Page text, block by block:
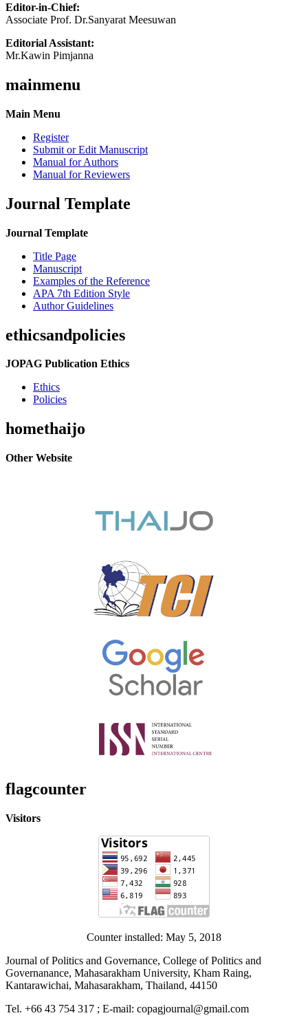
Editor-in-Chief:
Associate Prof. Dr.Sanyarat Meesuwan
Editorial Assistant:
Mr.Kawin Pimjanna
mainmenu
Main Menu
Register
Submit or Edit Manuscript
Manual for Authors
Manual for Reviewers
Journal Template
Journal Template
Title Page
Manuscript
Examples of the Reference
APA 7th Edition Style
Author Guidelines
ethicsandpolicies
JOPAG Publication Ethics
Ethics
Policies
homethaijo
Other Website
flagcounter
Visitors
Counter installed: May 5, 2018
Journal of Politics and Governance, College of Politics and
Governanance, Mahasarakham University, Kham Raing,
Kantarawichai, Mahasarakham, Thailand, 44150
Tel. +66 43 754 317 ; E-mail: copagjournal@gmail.com